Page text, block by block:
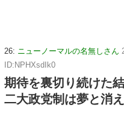
26: ニューノーマルの名無しさん
ID:NPHXsdIk0
期待を裏切り続けた
二大政党制は夢と消